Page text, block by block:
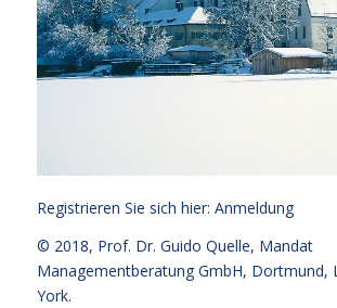
Registrieren Sie sich hier: Anmeldung
© 2018, Prof. Dr. Guido Quelle, Mandat
Managementberatung GmbH, Dortmund,
York.